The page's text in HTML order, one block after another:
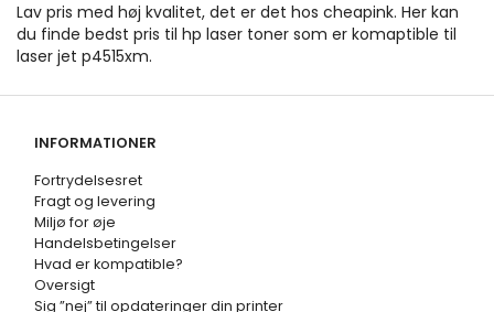
Lav pris med høj kvalitet, det er det hos cheapink. Her kan
du finde bedst pris til hp laser toner som er komaptible til
laser jet p4515xm.
INFORMATIONER
Fortrydelsesret
Fragt og levering
Miljø for øje
Handelsbetingelser
Hvad er kompatible?
Oversigt
Sig ”nej” til opdateringer din printer